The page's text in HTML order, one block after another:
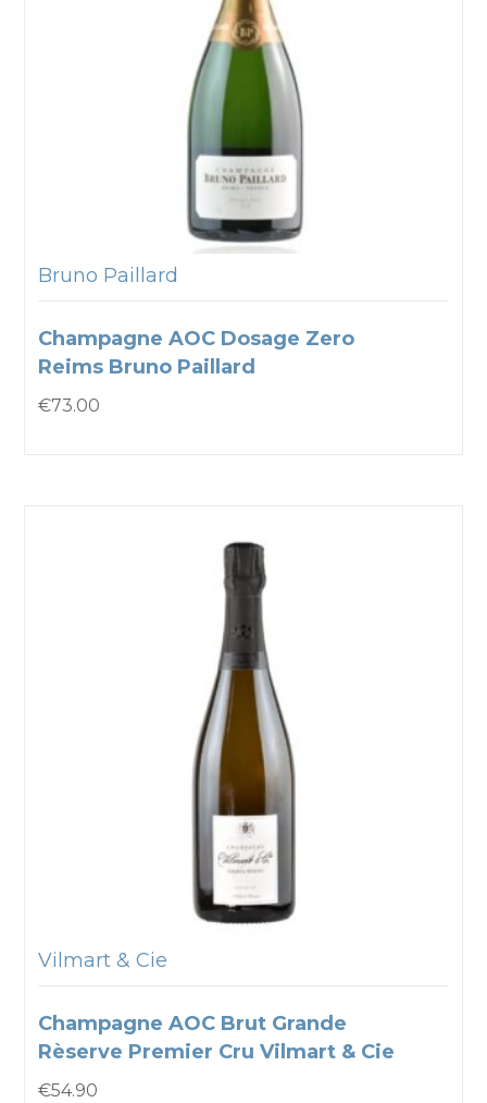
Bruno Paillard
Champagne AOC Dosage Zero
Reims Bruno Paillard
€73.00
Vilmart & Cie
Champagne AOC Brut Grande
Rèserve Premier Cru Vilmart & Cie
€54.90